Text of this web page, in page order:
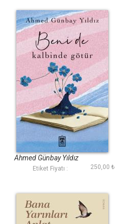
Beni de Kalbinde
Ahmed Günbay Yıldız
Etiket Fiyatı : 250,00 ₺